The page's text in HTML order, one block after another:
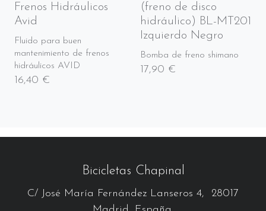
Frenos Hidráulicos
Avid
Fluido para buen
mantenimiento de frenos
hidráulicos AVID
16,40 €
(freno de disco
hidráulico) BL-MT201
Izquierdo Negro
Bomba de freno shimano
17,90 €
Bicicletas Chapinal
C/ José María Fernández Lanseros 4, 28017